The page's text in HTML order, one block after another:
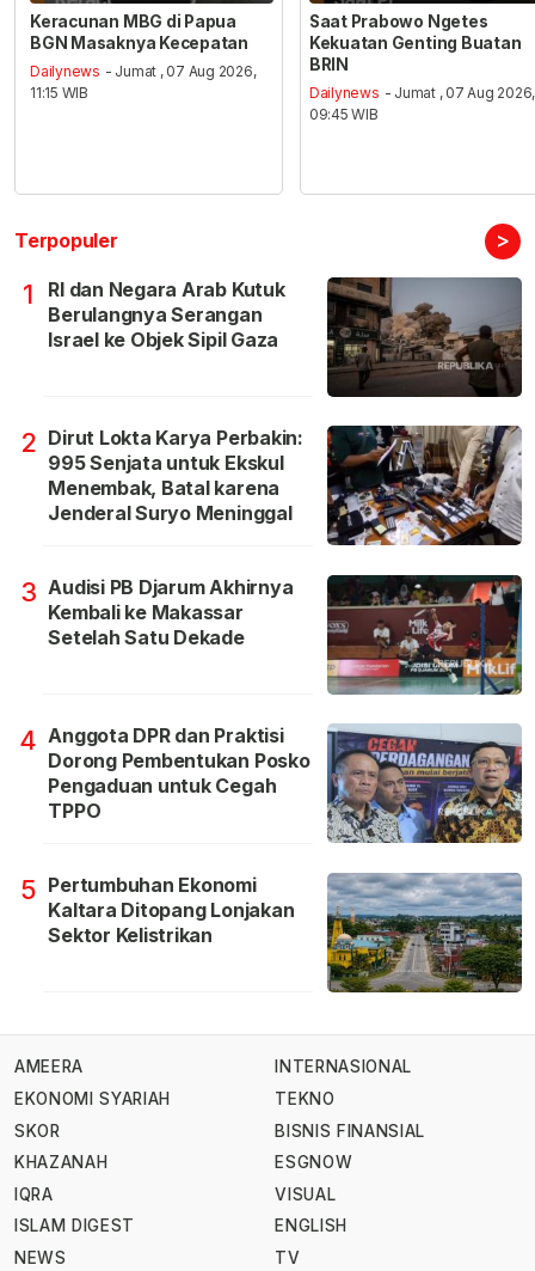
Keracunan MBG di Papua
BGN Masaknya Kecepatan
Dailynews - Jumat , 07 Aug 2026,
11:15 WIB
Saat Prabowo Ngetes
Kekuatan Genting Buatan
BRIN
Dailynews - Jumat , 07 Aug 2026,
09:45 WIB
Terpopuler >
1
RI dan Negara Arab Kutuk
Berulangnya Serangan
Israel ke Objek Sipil Gaza
2 Dirut Lokta Karya Perbakin:
995 Senjata untuk Ekskul
Menembak, Batal karena
Jenderal Suryo Meninggal
3 Audisi PB Djarum Akhirnya
Kembali ke Makassar
Setelah Satu Dekade
4 Anggota DPR dan Praktisi
Dorong Pembentukan Posko
Pengaduan untuk Cegah
TPPO
5 Pertumbuhan Ekonomi
Kaltara Ditopang Lonjakan
Sektor Kelistrikan
AMEERA
EKONOMI SYARIAH
SKOR
KHAZANAH
IQRA
ISLAM DIGEST
NEWS
INTERNASIONAL
TEKNO
BISNIS FINANSIAL
ESGNOW
VISUAL
ENGLISH
TV